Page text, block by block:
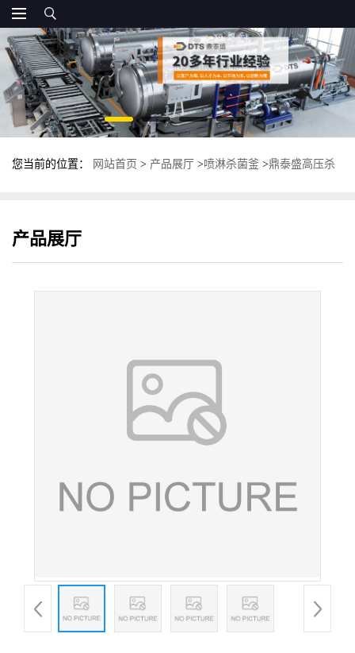
您当前的位置： 网站首页 > 产品展厅 >喷淋杀菌釜 >鼎泰盛高压杀
产品展厅